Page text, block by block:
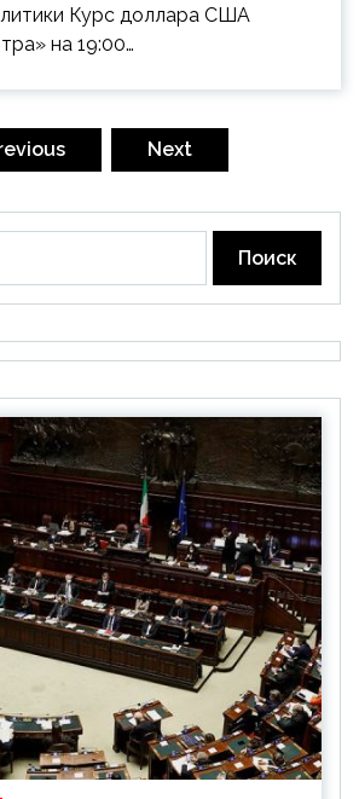
Курс доллара США
на 19:00…
Next